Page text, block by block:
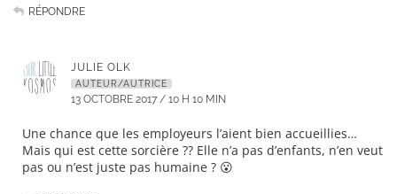
RÉPONDRE
JULIE OLK
AUTEUR/AUTRICE
13 OCTOBRE 2017 / 10 H 10 MIN
Une chance que les employeurs l’aient bien accueillies…
Mais qui est cette sorcière ?? Elle n’a pas d’enfants, n’en veut
pas ou n’est juste pas humaine ? 😮